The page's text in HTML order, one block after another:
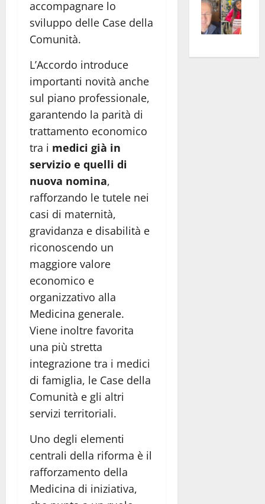
accompagnare lo
sviluppo delle Case della
Comunità.
L’Accordo introduce
importanti novità anche
sul piano professionale,
garantendo la parità di
trattamento economico
tra i medici già in
servizio e quelli di
nuova nomina,
rafforzando le tutele nei
casi di maternità,
gravidanza e disabilità e
riconoscendo un
maggiore valore
economico e
organizzativo alla
Medicina generale.
Viene inoltre favorita
una più stretta
integrazione tra i medici
di famiglia, le Case della
Comunità e gli altri
servizi territoriali.
Uno degli elementi
centrali della riforma è il
rafforzamento della
Medicina di iniziativa,
euro